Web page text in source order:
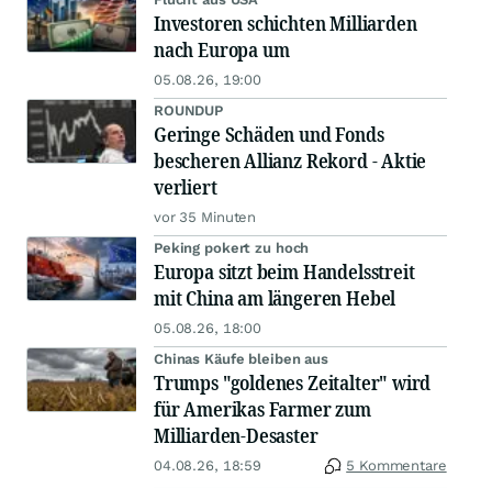
Investoren schichten Milliarden
nach Europa um
05.08.26, 19:00
ROUNDUP
Geringe Schäden und Fonds
bescheren Allianz Rekord - Aktie
verliert
vor 35 Minuten
Peking pokert zu hoch
Europa sitzt beim Handelsstreit
mit China am längeren Hebel
05.08.26, 18:00
Chinas Käufe bleiben aus
Trumps "goldenes Zeitalter" wird
für Amerikas Farmer zum
Milliarden-Desaster
04.08.26, 18:59 5 Kommentare